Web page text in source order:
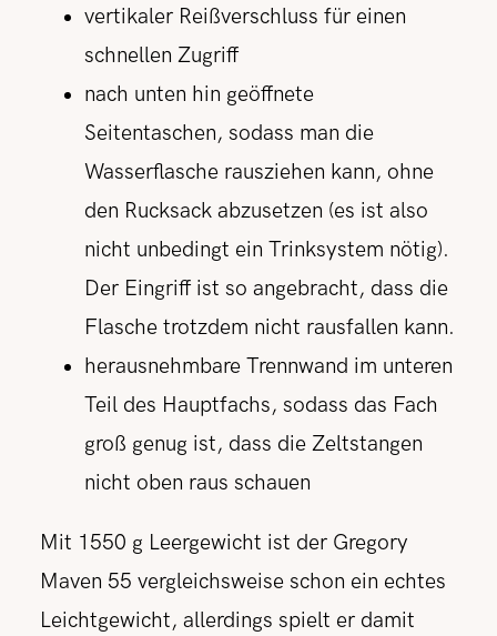
vertikaler Reißverschluss für einen
schnellen Zugriff
nach unten hin geöffnete
Seitentaschen, sodass man die
Wasserflasche rausziehen kann, ohne
den Rucksack abzusetzen (es ist also
nicht unbedingt ein Trinksystem nötig).
Der Eingriff ist so angebracht, dass die
Flasche trotzdem nicht rausfallen kann.
herausnehmbare Trennwand im unteren
Teil des Hauptfachs, sodass das Fach
groß genug ist, dass die Zeltstangen
nicht oben raus schauen
Mit 1550 g Leergewicht ist der Gregory
Maven 55 vergleichsweise schon ein echtes
Leichtgewicht, allerdings spielt er damit